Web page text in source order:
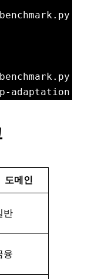
adaptation
도메인
반
융